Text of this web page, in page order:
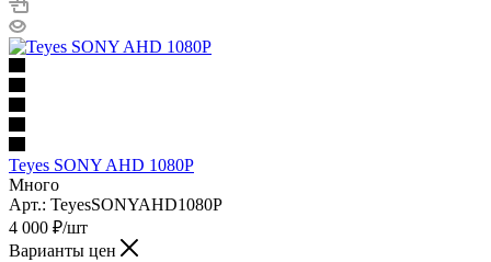
Teyes SONY AHD 1080P
Много
Арт.: TeyesSONYAHD1080P
4 000 ₽/шт
Варианты цен